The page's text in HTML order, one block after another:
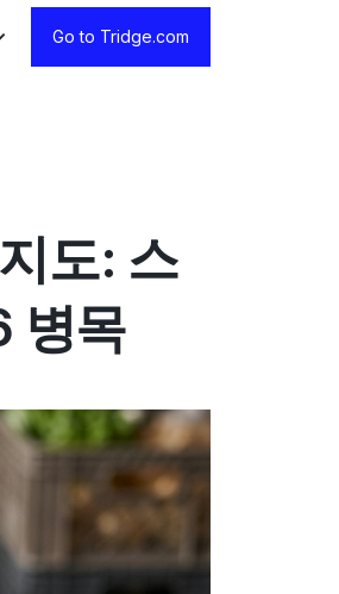
Go to Tridge.com
도: 스
병목